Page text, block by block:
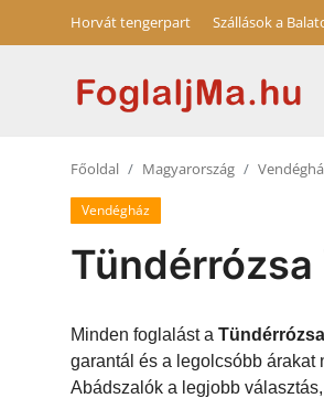
Horvát tengerpart Szállások a
Horvátország
Szállások Hajdúszoboszlón
Főoldal Magyarország
Vendégház
Minden foglalást a
garantál és a legolcsóbb árakat
Abádszalók a legjobb